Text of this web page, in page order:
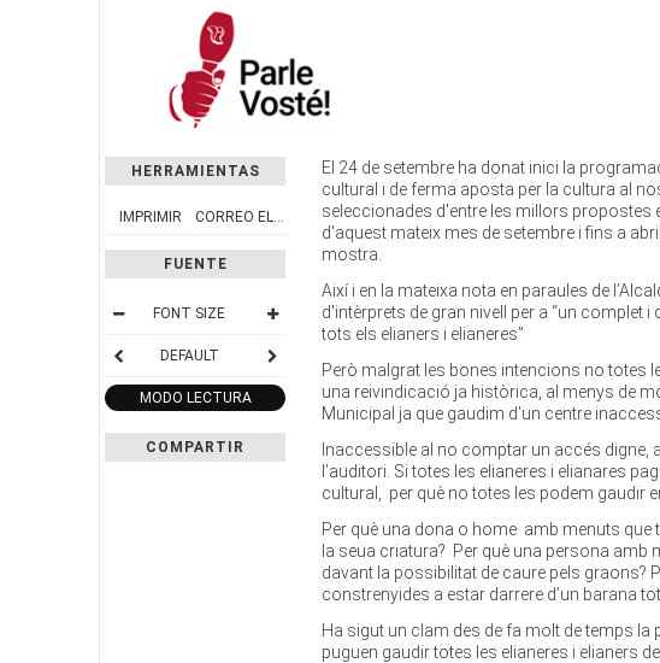
HERRAMIENTAS
IMPRIMIR CORREO ELECTRÓNICO
FUENTE
FONT SIZE
DEFAULT
MODO LECTURA
COMPARTIR
El 24 de setembre ha donat inici la
cultural i de ferma aposta per la cultura al
seleccionades d'entre les millors propostes
d'aquest mateix mes de setembre i fins a
mostra.
Així i en la mateixa nota en paraules de
d'intèrprets de gran nivell per a “un complet
tots els elianers i elianeres”
Però malgrat les bones intencions no totes
una reivindicació ja històrica, al menys de
Municipal ja que gaudim d’un centre
Inaccessible al no comptar un accés
l’auditori. Si totes les elianeres i elianares
cultural, per què no totes les podem gaudir
Per què una dona o home amb menuts
la seua criatura? Per què una persona amb
davant la possibilitat de caure pels graons?
constrenyides a estar darrere d’un barana
Ha sigut un clam des de fa molt de temps la
puguen gaudir totes les elianeres i elianers